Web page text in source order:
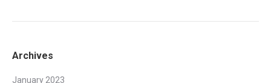
Archives
January 2023